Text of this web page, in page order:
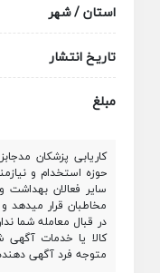
استان / شهر
تاریخ انتشار
مبلغ
کاریابی پزشکان
حوزه استخدام و
سایر فعالان بهداشت
مخاطبان قرار
در قبال معامله شما
کالا یا خدمات آگهی
متوجه فرد آگهی